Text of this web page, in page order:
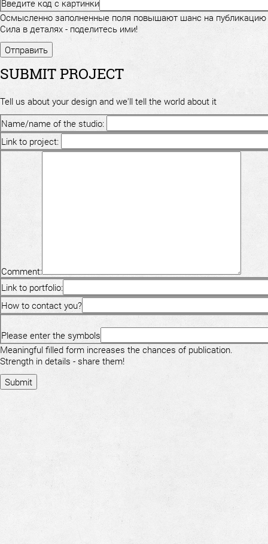
Введите код с картинки
Осмысленно заполненные поля повышают шанс на публикацию
Сила в деталях - поделитесь ими!
SUBMIT PROJECT
Tell us about your design and we'll tell the world about it
Name/name of the studio:
Link to project:
Comment:
Link to portfolio:
How to contact you?
Please enter the symbols
Meaningful filled form increases the chances of publication.
Strength in details - share them!